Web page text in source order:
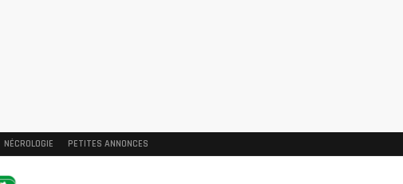
NÉCROLOGIE PETITES ANNONCES